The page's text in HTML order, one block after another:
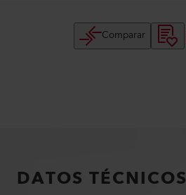
Comparar
DATOS TÉCNICOS